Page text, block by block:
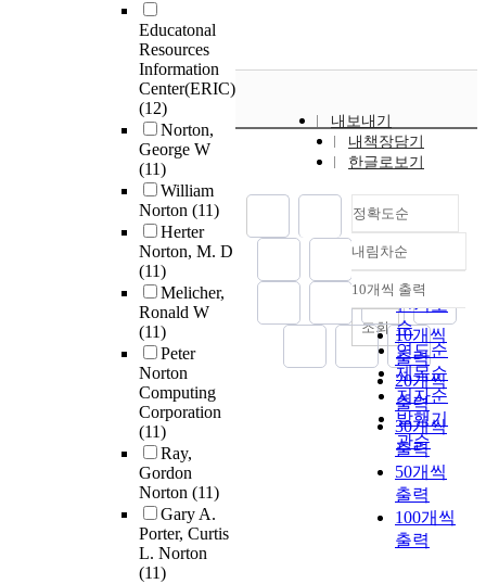
Educatonal
Resources
Information
Center(ERIC)
(12)
Norton,
George W
(11)
William
Norton (11)
Herter
Norton, M. D
(11)
Melicher,
Ronald W
(11)
Peter
Norton
Computing
Corporation
(11)
Ray,
Gordon
Norton (11)
Gary A.
Porter, Curtis
L. Norton
(11)
내보내기
내책장담기
한글로보기
정확도순
정확도
순
인기도
순
연도순
제목순
저자순
발행기
관순
내림차순
내림차순
10개씩 출력
10개씩
출력
20개씩
출력
30개씩
출력
50개씩
출력
100개씩
출력
조회